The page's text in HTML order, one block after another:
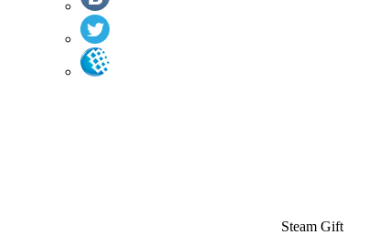
Steam Gift